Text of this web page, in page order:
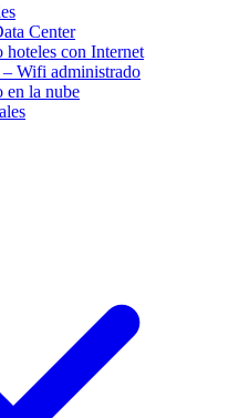
Center
hoteles con Internet
Wifi administrado
en la nube